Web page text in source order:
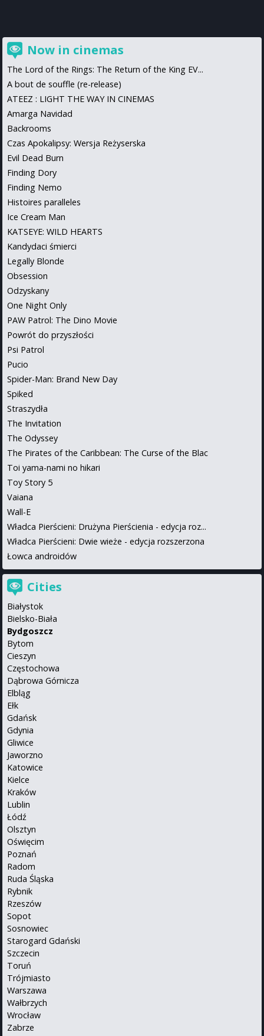
Now in cinemas
The Lord of the Rings: The Return of the King EV...
A bout de souffle (re-release)
ATEEZ : LIGHT THE WAY IN CINEMAS
Amarga Navidad
Backrooms
Czas Apokalipsy: Wersja Reżyserska
Evil Dead Burn
Finding Dory
Finding Nemo
Histoires paralleles
Ice Cream Man
KATSEYE: WILD HEARTS
Kandydaci śmierci
Legally Blonde
Obsession
Odzyskany
One Night Only
PAW Patrol: The Dino Movie
Powrót do przyszłości
Psi Patrol
Pucio
Spider-Man: Brand New Day
Spiked
Straszydła
The Invitation
The Odyssey
The Pirates of the Caribbean: The Curse of the Blac
Toi yama-nami no hikari
Toy Story 5
Vaiana
Wall-E
Władca Pierścieni: Drużyna Pierścienia - edycja roz...
Władca Pierścieni: Dwie wieże - edycja rozszerzona
Łowca androidów
Cities
Białystok
Bielsko-Biała
Bydgoszcz
Bytom
Cieszyn
Częstochowa
Dąbrowa Górnicza
Elbląg
Ełk
Gdańsk
Gdynia
Gliwice
Jaworzno
Katowice
Kielce
Kraków
Lublin
Łódź
Olsztyn
Oświęcim
Poznań
Radom
Ruda Śląska
Rybnik
Rzeszów
Sopot
Sosnowiec
Starogard Gdański
Szczecin
Toruń
Trójmiasto
Warszawa
Wałbrzych
Wrocław
Zabrze